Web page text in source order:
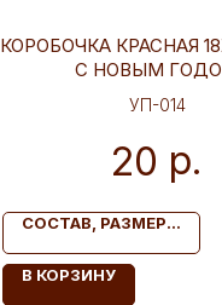
КОРОБОЧКА КРАСНАЯ
С НОВЫМ
УП-014
20 р.
СОСТАВ, РАЗМЕР...
В КОРЗИНУ